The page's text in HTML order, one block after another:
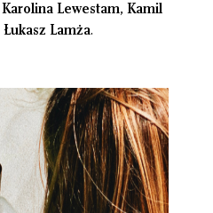
Karolina Lewestam, Kamil
Łukasz Lamża.